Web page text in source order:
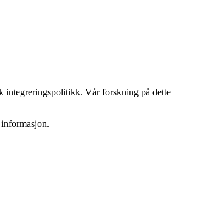
integreringspolitikk. Vår forskning på dette